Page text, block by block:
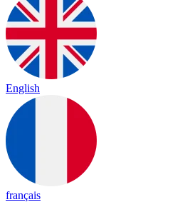
English
français